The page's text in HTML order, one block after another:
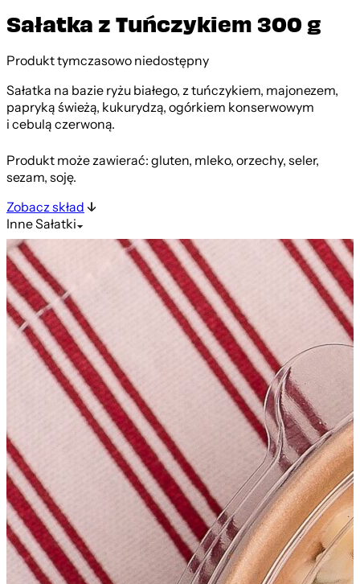
Sałatka z Tuńczykiem 300 g
Produkt tymczasowo niedostępny
Sałatka na bazie ryżu białego, z tuńczykiem, majonezem,
papryką świeżą, kukurydzą, ogórkiem konserwowym
i cebulą czerwoną.
Produkt może zawierać: gluten, mleko, orzechy, seler,
sezam, soję.
Zobacz skład
InneSałatki